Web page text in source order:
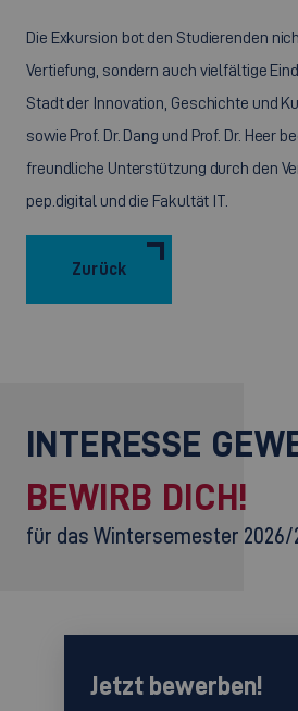
Die Exkursion bot den Studierenden
Vertiefung, sondern auch vielfältige
Stadt der Innovation, Geschichte und
sowie Prof. Dr. Dang und Prof. Dr. Heer
freundliche Unterstützung durch den
pep.digital und die Fakultät IT.
Zurück
INTERESSE
BEWIRB DICH!
für das Wintersemester 2026/
Jetzt bewerben!